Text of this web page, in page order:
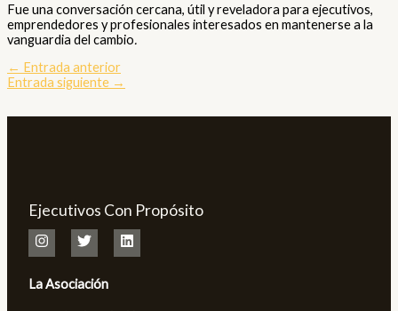
Fue una conversación cercana, útil y reveladora para ejecutivos,
emprendedores y profesionales interesados en mantenerse a la
vanguardia del cambio.
← Entrada anterior
Entrada siguiente →
Ejecutivos Con Propósito
La Asociación